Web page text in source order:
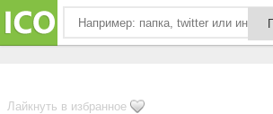
Лайкнуть в избранное